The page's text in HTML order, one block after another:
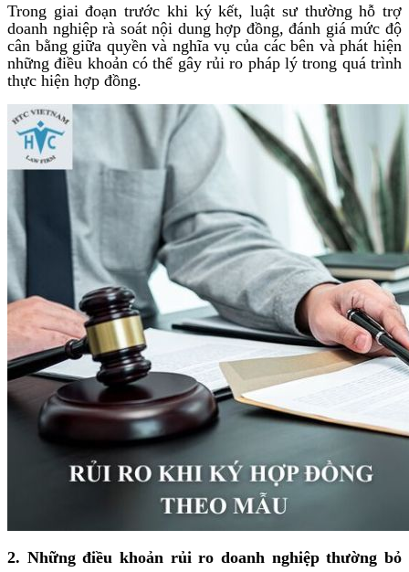
Trong giai đoạn trước khi ký kết, luật sư thường hỗ trợ
doanh nghiệp rà soát nội dung hợp đồng, đánh giá mức độ
cân bằng giữa quyền và nghĩa vụ của các bên và phát hiện
những điều khoản có thể gây rủi ro pháp lý trong quá trình
thực hiện hợp đồng.
2. Những điều khoản rủi ro doanh nghiệp thường bỏ